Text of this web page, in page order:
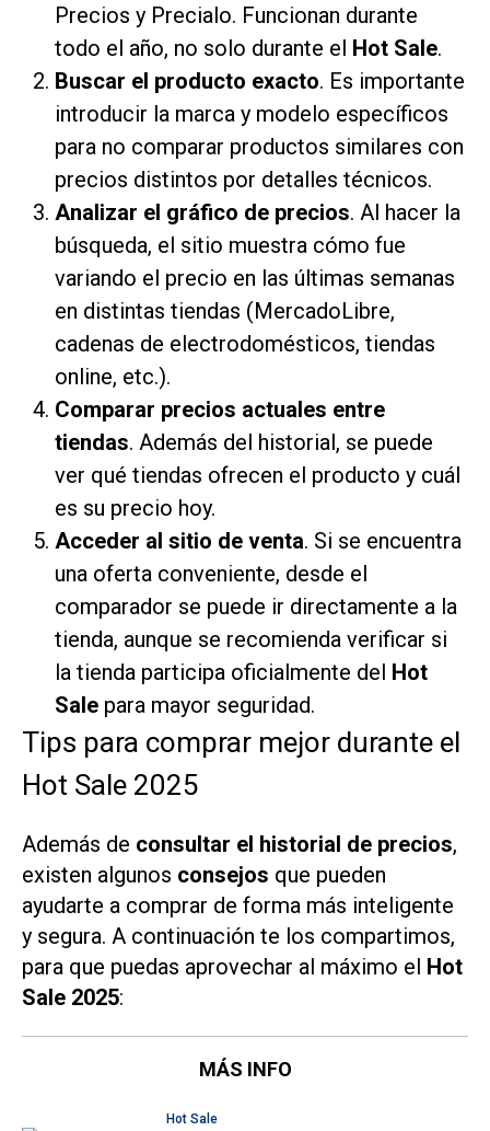
Precios y Precialo. Funcionan durante
todo el año, no solo durante el Hot Sale.
Buscar el producto exacto. Es importante
introducir la marca y modelo específicos
para no comparar productos similares con
precios distintos por detalles técnicos.
Analizar el gráfico de precios. Al hacer la
búsqueda, el sitio muestra cómo fue
variando el precio en las últimas semanas
en distintas tiendas (MercadoLibre,
cadenas de electrodomésticos, tiendas
online, etc.).
Comparar precios actuales entre
tiendas. Además del historial, se puede
ver qué tiendas ofrecen el producto y cuál
es su precio hoy.
Acceder al sitio de venta. Si se encuentra
una oferta conveniente, desde el
comparador se puede ir directamente a la
tienda, aunque se recomienda verificar si
la tienda participa oficialmente del Hot
Sale para mayor seguridad.
Tips para comprar mejor durante el
Hot Sale 2025
Además de consultar el historial de precios,
existen algunos consejos que pueden
ayudarte a comprar de forma más inteligente
y segura. A continuación te los compartimos,
para que puedas aprovechar al máximo el Hot
Sale 2025:
MÁS INFO
Hot Sale